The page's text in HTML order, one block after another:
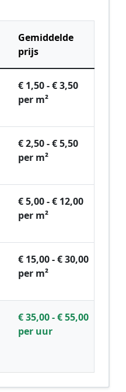
Gemiddelde
prijs
€ 1,50 - € 3,50
per m²
€ 2,50 - € 5,50
per m²
€ 5,00 - € 12,00
per m²
€ 15,00 - € 30,00
per m²
€ 35,00 - € 55,00
per uur